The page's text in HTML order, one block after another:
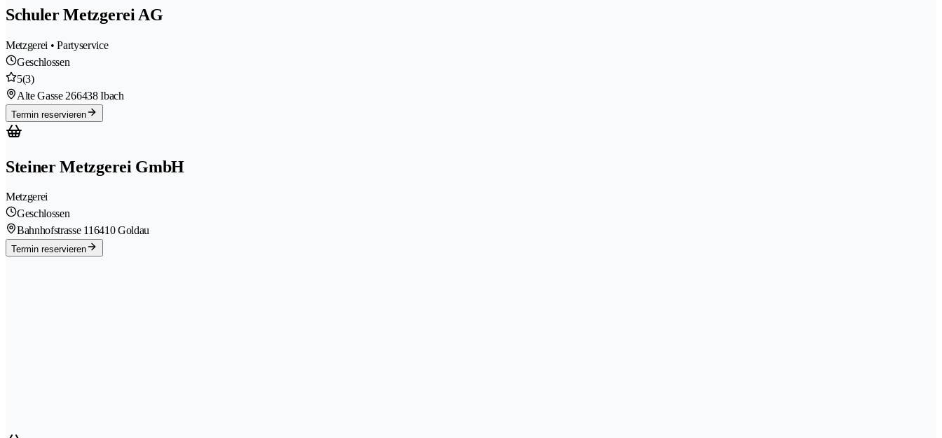
Schuler Metzgerei AG
Metzgerei • Partyservice
Geschlossen
5(3)
Alte Gasse 266438 Ibach
Termin reservieren
Steiner Metzgerei GmbH
Metzgerei
Geschlossen
Bahnhofstrasse 116410 Goldau
Termin reservieren